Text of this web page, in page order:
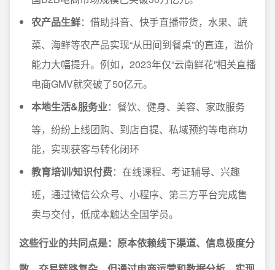
农产品生鲜：借助抖音、快手直播带货，水果、蔬
菜、海鲜等农产品实现“从田间到餐桌”的直连，溢价
能力大幅提升。例如，2023年仅“云南鲜花”相关直播
电商GMV就突破了50亿元。
本地生活&服务业：餐饮、健身、美容、家政服务
等，纷纷上线团购、到店自提、私域预约等电商功
能，实现获客与转化闭环
教育培训/知识付费：在线课程、考证辅导、兴趣
班，通过微信公众号、小程序、第三方平台完成售
卖与交付，低成本触达全国学员。
这些行业的共同点是：原本依赖线下渠道、信息极度分